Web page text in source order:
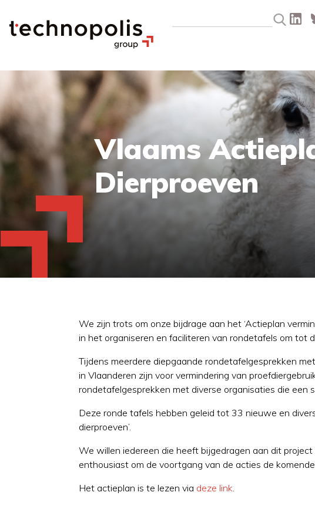
Vlaams
Dierproeven
We zijn trots om onze bijdrage aan het ‘Actieplan
in het organiseren en faciliteren van rondetafels om tot
Tijdens meerdere diepgaande rondetafelgesprekken
in Vlaanderen zijn voor vermindering van
rondetafelgesprekken met diverse organisaties die een
Deze ronde tafels hebben geleid tot 33 nieuwe en
dierproeven’.
We willen iedereen die heeft bijgedragen aan dit
enthousiast om de voortgang van de acties de
Het actieplan is te lezen via deze link.